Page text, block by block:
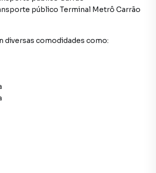
público Terminal Metrô Carrão
diversas comodidades como: